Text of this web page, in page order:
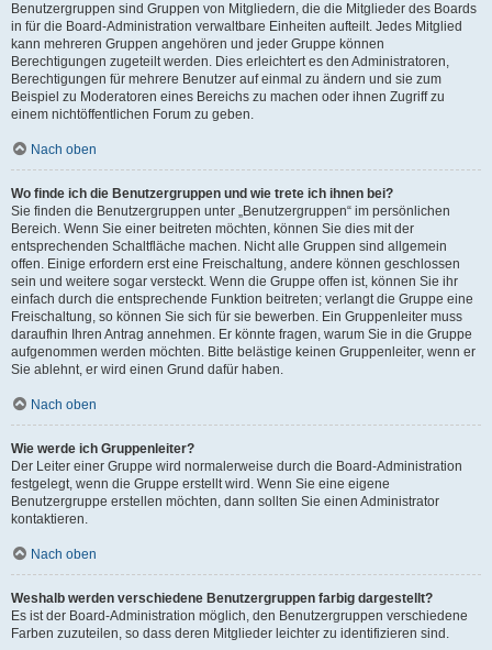
Benutzergruppen sind Gruppen von Mitgliedern, die die Mitglieder des Boards
in für die Board-Administration verwaltbare Einheiten aufteilt. Jedes Mitglied
kann mehreren Gruppen angehören und jeder Gruppe können
Berechtigungen zugeteilt werden. Dies erleichtert es den Administratoren,
Berechtigungen für mehrere Benutzer auf einmal zu ändern und sie zum
Beispiel zu Moderatoren eines Bereichs zu machen oder ihnen Zugriff zu
einem nichtöffentlichen Forum zu geben.
Nach oben
Wo finde ich die Benutzergruppen und wie trete ich ihnen bei?
Sie finden die Benutzergruppen unter „Benutzergruppen“ im persönlichen
Bereich. Wenn Sie einer beitreten möchten, können Sie dies mit der
entsprechenden Schaltfläche machen. Nicht alle Gruppen sind allgemein
offen. Einige erfordern erst eine Freischaltung, andere können geschlossen
sein und weitere sogar versteckt. Wenn die Gruppe offen ist, können Sie ihr
einfach durch die entsprechende Funktion beitreten; verlangt die Gruppe eine
Freischaltung, so können Sie sich für sie bewerben. Ein Gruppenleiter muss
daraufhin Ihren Antrag annehmen. Er könnte fragen, warum Sie in die Gruppe
aufgenommen werden möchten. Bitte belästige keinen Gruppenleiter, wenn er
Sie ablehnt, er wird einen Grund dafür haben.
Nach oben
Wie werde ich Gruppenleiter?
Der Leiter einer Gruppe wird normalerweise durch die Board-Administration
festgelegt, wenn die Gruppe erstellt wird. Wenn Sie eine eigene
Benutzergruppe erstellen möchten, dann sollten Sie einen Administrator
kontaktieren.
Nach oben
Weshalb werden verschiedene Benutzergruppen farbig dargestellt?
Es ist der Board-Administration möglich, den Benutzergruppen verschiedene
Farben zuzuteilen, so dass deren Mitglieder leichter zu identifizieren sind.